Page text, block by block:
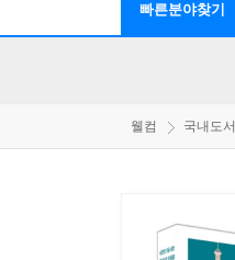
빠른분야찾기
웰컴 국내도서